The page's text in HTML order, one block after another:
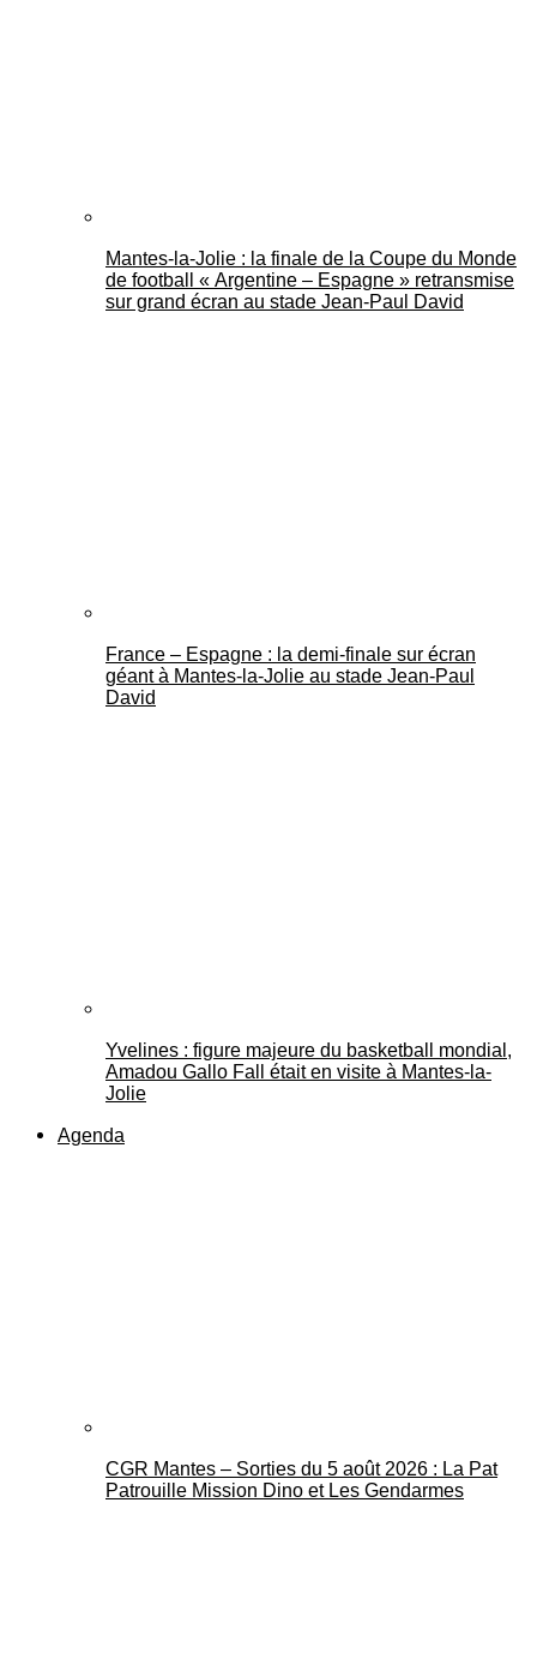
Mantes-la-Jolie : la finale de la Coupe du Monde
de football « Argentine – Espagne » retransmise
sur grand écran au stade Jean-Paul David
France – Espagne : la demi-finale sur écran
géant à Mantes-la-Jolie au stade Jean-Paul
David
Yvelines : figure majeure du basketball mondial,
Amadou Gallo Fall était en visite à Mantes-la-
Jolie
Agenda
CGR Mantes – Sorties du 5 août 2026 : La Pat
Patrouille Mission Dino et Les Gendarmes